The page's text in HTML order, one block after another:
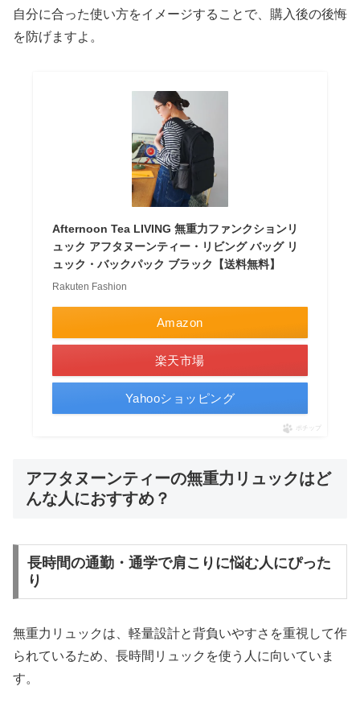
自分に合った使い方をイメージすることで、購入後の後悔
を防げますよ。
Afternoon Tea LIVING 無重力ファンクションリ
ュック アフタヌーンティー・リビング バッグ リ
ュック・バックパック ブラック【送料無料】
Rakuten Fashion
Amazon
楽天市場
Yahooショッピング
ポチップ
アフタヌーンティーの無重力リュックはど
んな人におすすめ？
長時間の通勤・通学で肩こりに悩む人にぴった
り
無重力リュックは、軽量設計と背負いやすさを重視して作
られているため、長時間リュックを使う人に向いていま
す。